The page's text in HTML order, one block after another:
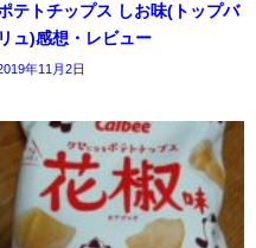
テトチップス しお味(トップバ
リュ)感想・レビュー
年11月2日